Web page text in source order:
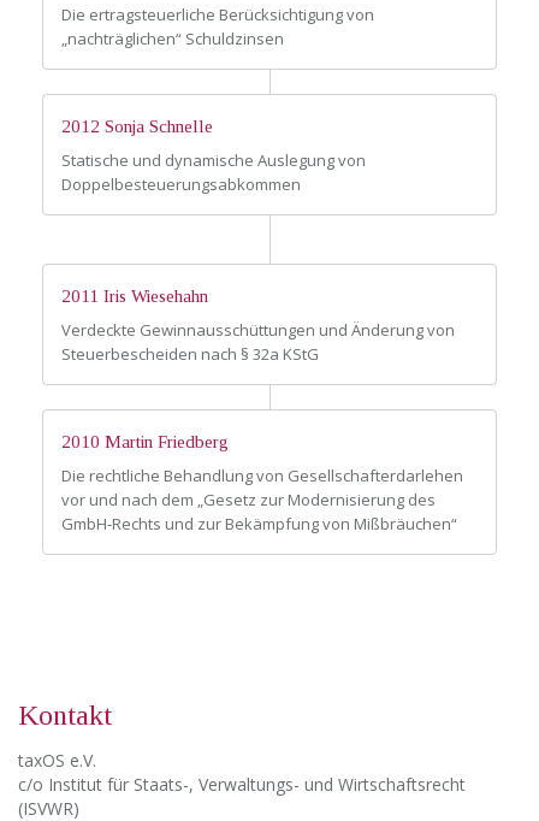
Die ertragsteuerliche Berücksichtigung von
„nachträglichen“ Schuldzinsen
2012 Sonja Schnelle
Statische und dynamische Auslegung von
Doppelbesteuerungsabkommen
2011 Iris Wiesehahn
Verdeckte Gewinnausschüttungen und Änderung von
Steuerbescheiden nach § 32a KStG
2010 Martin Friedberg
Die rechtliche Behandlung von Gesellschafterdarlehen
vor und nach dem „Gesetz zur Modernisierung des
GmbH-Rechts und zur Bekämpfung von Mißbräuchen“
Kontakt
taxOS e.V.
c/o Institut für Staats-, Verwaltungs- und Wirtschaftsrecht
(ISVWR)